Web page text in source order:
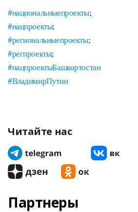
#национальныепроекты;
#нацпроекты;
#региональныепроекты;
#регпроекты;
#нацпроектыБашкортостан
#ВладимирПутин
Читайте нас
Партнеры